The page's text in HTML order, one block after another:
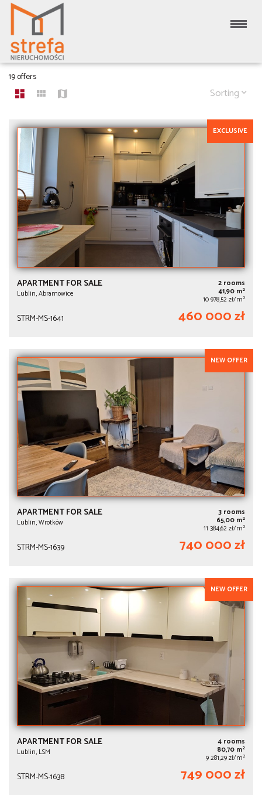
APARTMENTS FOR SALE
19 offers
Sorting
EXCLUSIVE
APARTMENT FOR SALE
Lublin, Abramowice
2 rooms
41,90 m2
10 978,52 zł/m2
STRM-MS-1641 460 000 zł
NEW OFFER
APARTMENT FOR SALE
Lublin, Wrotków
3 rooms
65,00 m2
11 384,62 zł/m2
STRM-MS-1639 740 000 zł
NEW OFFER
APARTMENT FOR SALE
Lublin, LSM
4 rooms
80,70 m2
9 281,29 zł/m2
STRM-MS-1638 749 000 zł